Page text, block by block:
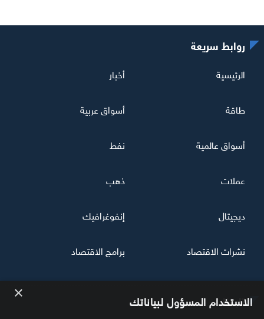
تابعنا
روابط سريعة
الرئيسية أخبار
طاقة أسواق عربية
أسواق عالمية نفط
عملات ذهب
ديجيتال إنفوغرافيك
نشرات الاقتصاد برامج الاقتصاد
× الاستخدام المسؤول لبياناتك